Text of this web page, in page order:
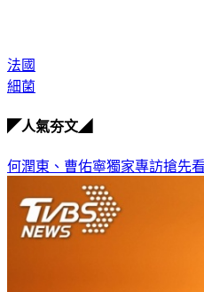
法國
細菌
◤人氣夯文◢
何潤東、曹佑寧獨家專訪搶先看